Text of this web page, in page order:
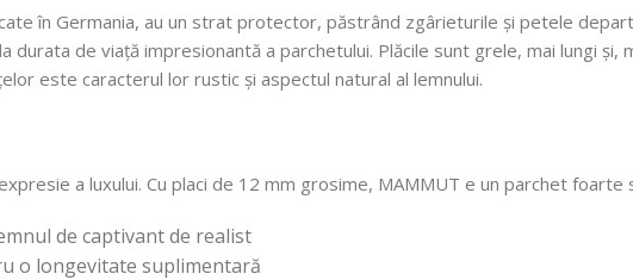
în Germania, au un strat protector, păstrând zgârieturile și petele
durata de viață impresionantă a parchetului. Plăcile sunt grele, mai lungi
este caracterul lor rustic și aspectul natural al lemnului.
a luxului. Cu placi de 12 mm grosime, MAMMUT e un parchet
de captivant de realist
o longevitate suplimentară